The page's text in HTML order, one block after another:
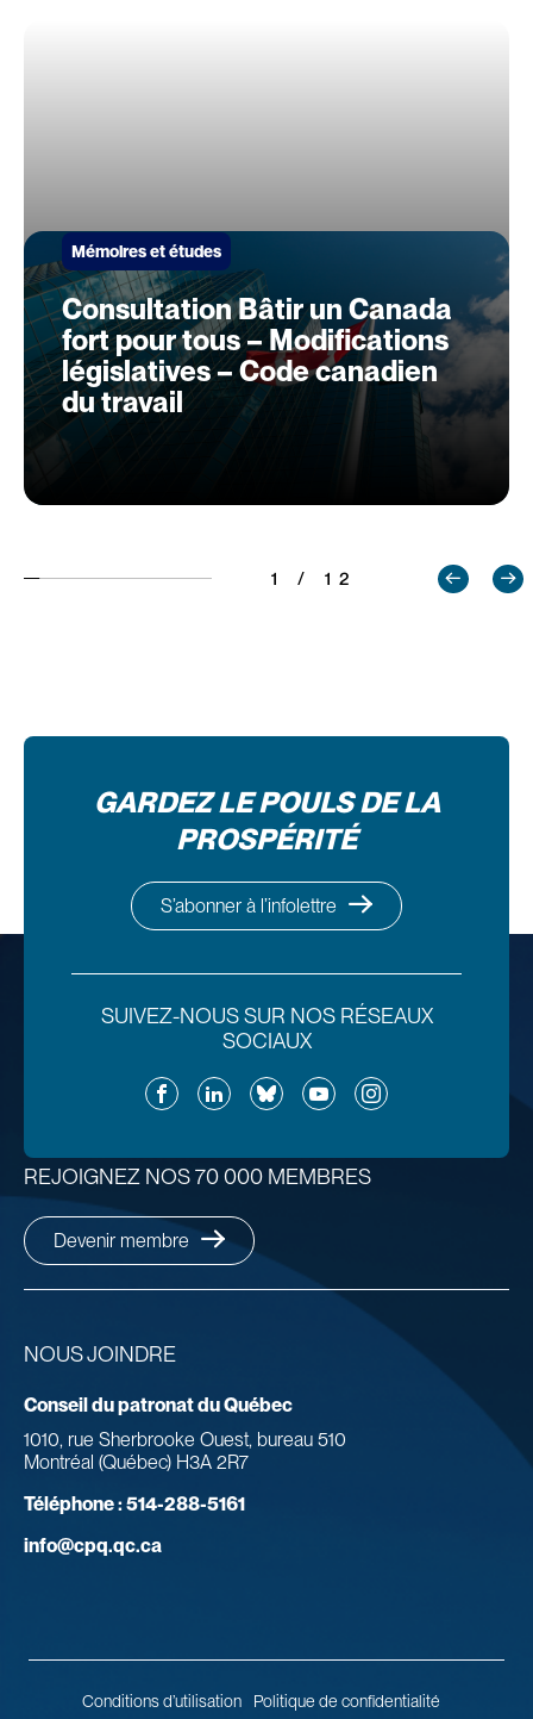
Mémoires et études
Consultation Bâtir un Canada
fort pour tous – Modifications
législatives – Code canadien
du travail
1 / 12
GARDEZ LE POULS DE LA
PROSPÉRITÉ
S’abonner à l’infolettre
SUIVEZ-NOUS SUR NOS RÉSEAUX
SOCIAUX
FacebookLinkedInBlueskyYouTubeInstagram
NOUS JOINDRE
Conseil du patronat du Québec
1010, rue Sherbrooke Ouest, bureau 510
Montréal (Québec) H3A 2R7
Téléphone :514-288-5161
info@cpq.qc.ca
REJOIGNEZ NOS 70 000 MEMBRES
Devenir membre
Conditions d’utilisation Politique de confidentialité